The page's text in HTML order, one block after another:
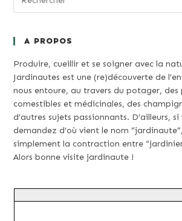
A PROPOS
Produire, cueillir et se soigner avec la
Jardinautes est une (re)découverte de
nous entoure, au travers du potager, des
comestibles et médicinales, des
d’autres sujets passionnants. D’ailleurs, si
demandez d’où vient le nom
simplement la contraction entre
Alors bonne visite jardinaute !